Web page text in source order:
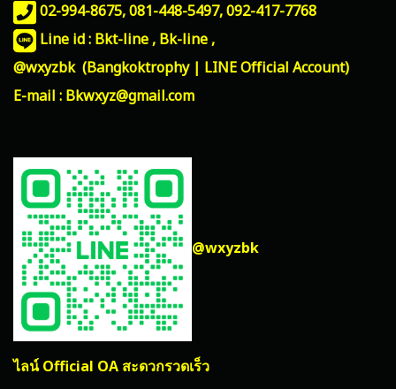
02-994-8675, 081-448-5497,092-417-7768
Line id : Bkt-line , Bk-line ,
@wxyzbk (Bangkoktrophy | LINE Official Account)
E-mail : Bkwxyz@gmail.com
@wxyzbk
ไลน์ Official OA สะดวกรวดเร็ว